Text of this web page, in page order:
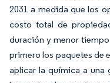
2031 a medida que los
costo total de
duración y menor
primero los paquetes de
aplicar la química a una